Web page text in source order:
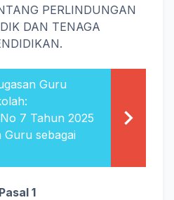
PERLINDUNGAN
DAN TENAGA
Guru
7 Tahun 2025
Guru sebagai
Pasal 1